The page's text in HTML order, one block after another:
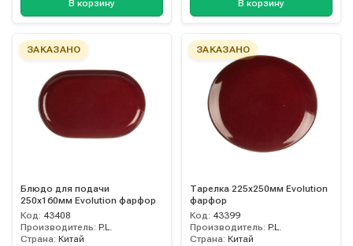
В корзину В корзину
ЗАКАЗАНО
Блюдо для подачи
250х160мм Evolution фарфор
Код: 43408
Производитель: P.L.
Страна: Китай
ЗАКАЗАНО
Тарелка 225х250мм Evolution
фарфор
Код: 43399
Производитель: P.L.
Страна: Китай